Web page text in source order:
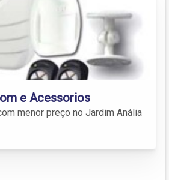
e Acessorios
menor preço no Jardim Anália